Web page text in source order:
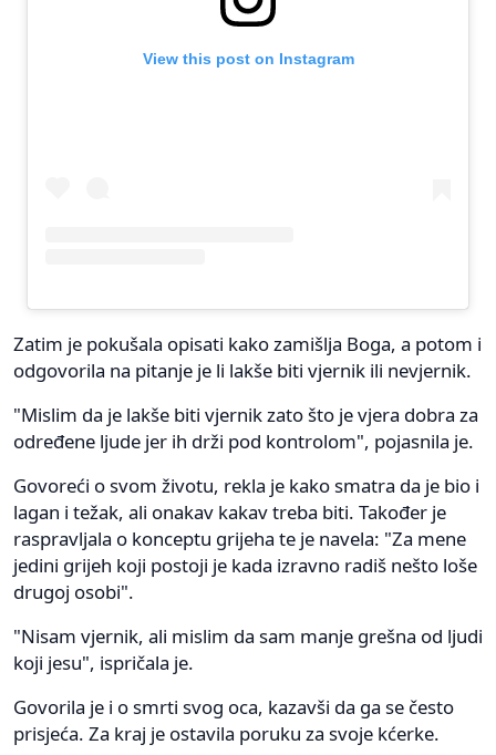
View this post on Instagram
Zatim je pokušala opisati kako zamišlja Boga, a potom i
odgovorila na pitanje je li lakše biti vjernik ili nevjernik.
"Mislim da je lakše biti vjernik zato što je vjera dobra za
određene ljude jer ih drži pod kontrolom", pojasnila je.
Govoreći o svom životu, rekla je kako smatra da je bio i
lagan i težak, ali onakav kakav treba biti. Također je
raspravljala o konceptu grijeha te je navela: "Za mene
jedini grijeh koji postoji je kada izravno radiš nešto loše
drugoj osobi".
"Nisam vjernik, ali mislim da sam manje grešna od ljudi
koji jesu", ispričala je.
Govorila je i o smrti svog oca, kazavši da ga se često
prisjeća. Za kraj je ostavila poruku za svoje kćerke.